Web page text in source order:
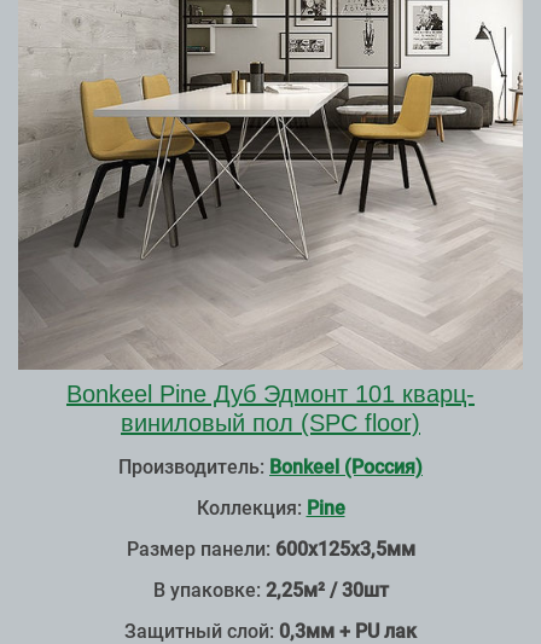
Bonkeel Pine Дуб Эдмонт 101 кварц-
виниловый пол (SPC floor)
Производитель: Bonkeel (Россия)
Коллекция: Pine
Размер панели: 600х125х3,5мм
В упаковке: 2,25м² / 30шт
Защитный слой: 0,3мм + PU лак